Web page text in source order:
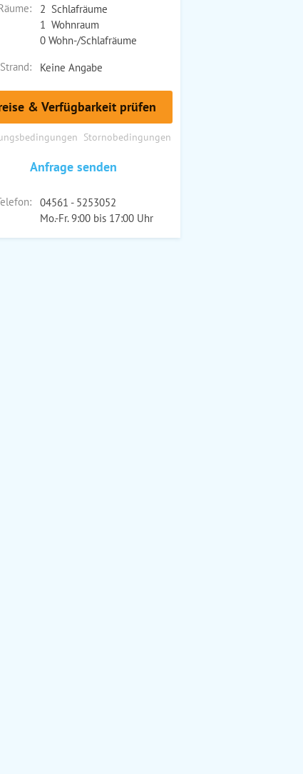
2 Schlafräume
1 Wohnraum
0 Wohn-/Schlafräume
Keine Angabe
& Verfügbarkeit prüfen
Stornobedingungen
Anfrage senden
04561 - 5253052
Mo.-Fr. 9:00 bis 17:00 Uhr